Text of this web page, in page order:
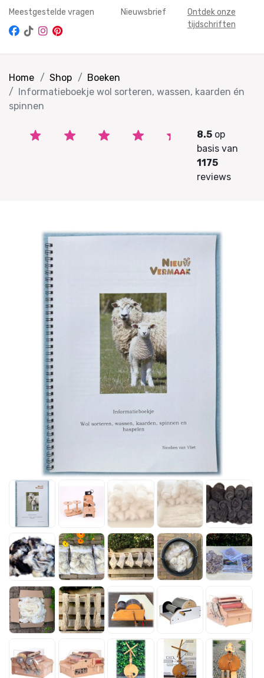
Meestgestelde vragen Nieuwsbrief
Ontdek onze
tijdschriften
Home Shop
Boeken
Informatieboekje wol sorteren, wassen, kaarden én
spinnen
8.5op
basis van
1175
reviews